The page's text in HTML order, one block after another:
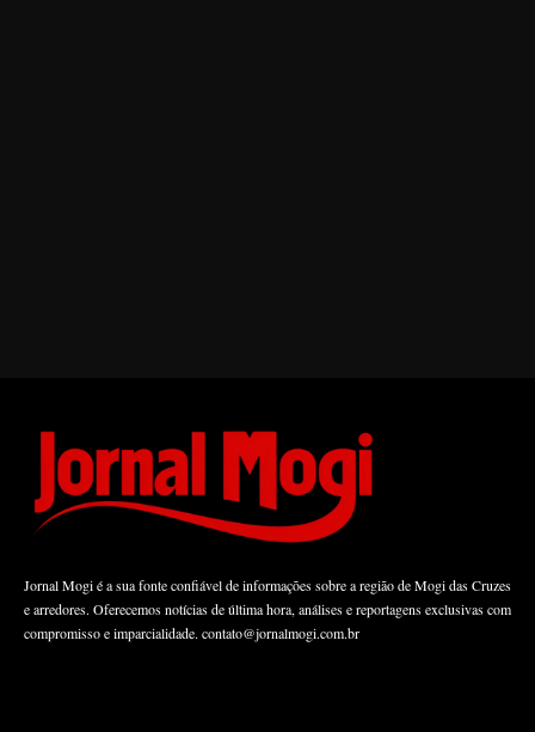
Jornal Mogi é a sua fonte confiável de informações sobre a região de Mogi das Cruzes
e arredores. Oferecemos notícias de última hora, análises e reportagens exclusivas com
compromisso e imparcialidade. contato@jornalmogi.com.br